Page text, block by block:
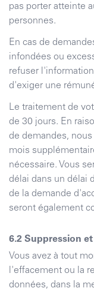
pas porter atteinte
personnes.
En cas de
infondées ou
refuser
d'exiger une
Le traitement de
de 30 jours. En
de demandes,
mois
nécessaire. Vous
délai dans un délai
de la demande
seront également
Suppression
Vous avez à tout
l'effacement ou la
données, dans la